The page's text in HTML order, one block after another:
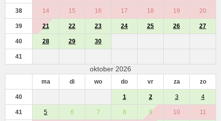
38 14 15 16 17 18 19 20
39 21 22 23 24 25 26 27
40 28 29 30
41
oktober 2026
ma di wo do vr za zo
40 1 2 3 4
41 5 6 7 8 9 10 11